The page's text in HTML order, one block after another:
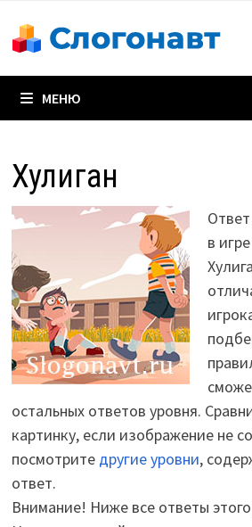
содержимому
МЕНЮ
Хулиган
в
остальных ответов уровня.
картинку, если изображение не
посмотрите другие уровни,
ответ.
Внимание! Ниже все ответы